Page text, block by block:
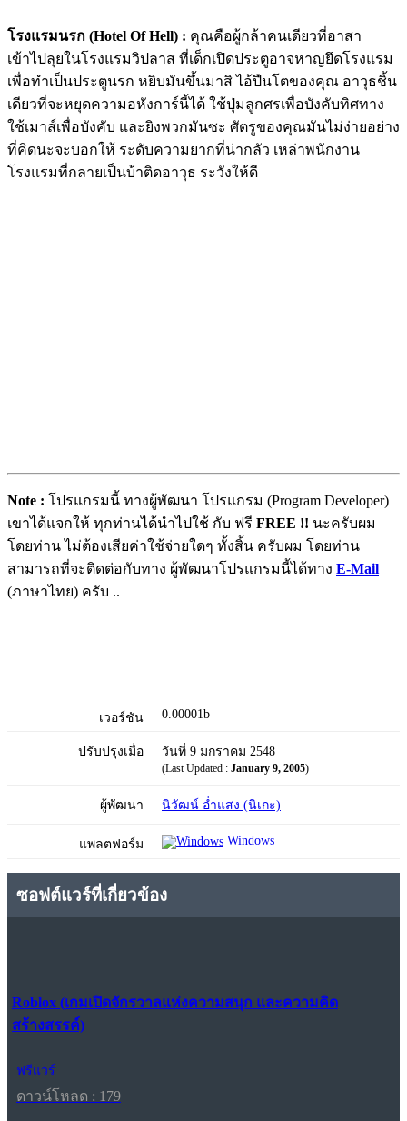
โรงแรมนรก (Hotel Of Hell) : คุณคือผู้กล้าคนเดียวที่อาสา
เข้าไปลุยในโรงแรมวิปลาส ที่เด็กเปิดประตูอาจหาญยึดโรงแรม
เพื่อทำเป็นประตูนรก หยิบมันขึ้นมาสิ ไอ้ปืนโตของคุณ อาวุธชิ้น
เดียวที่จะหยุดความอหังการ์นี้ได้ ใช้ปุ่มลูกศรเพื่อบังคับทิศทาง
ใช้เมาส์เพื่อบังคับ และยิงพวกมันซะ ศัตรูของคุณมันไม่ง่ายอย่าง
ที่คิดนะจะบอกให้ ระดับความยากที่น่ากลัว เหล่าพนักงาน
โรงแรมที่กลายเป็นบ้าติดอาวุธ ระวังให้ดี
Note : โปรแกรมนี้ ทางผู้พัฒนา โปรแกรม (Program Developer)
เขาได้แจกให้ ทุกท่านได้นำไปใช้ กับ ฟรี FREE !! นะครับผม
โดยท่าน ไม่ต้องเสียค่าใช้จ่ายใดๆ ทั้งสิ้น ครับผม โดยท่าน
สามารถที่จะติดต่อกับทาง ผู้พัฒนาโปรแกรมนี้ได้ทาง E-Mail
(ภาษาไทย) ครับ ..
เวอร์ชัน 0.00001b
ปรับปรุงเมื่อ วันที่ 9 มกราคม 2548
(Last Updated : January 9, 2005)
ผู้พัฒนา นิวัฒน์ อ่ำแสง (นิเกะ)
แพลตฟอร์ม Windows
ซอฟต์แวร์ที่เกี่ยวข้อง
Roblox (เกมเปิดจักรวาลแห่งความสนุก และความคิด
สร้างสรรค์)
ฟรีแวร์
ดาวน์โหลด : 179